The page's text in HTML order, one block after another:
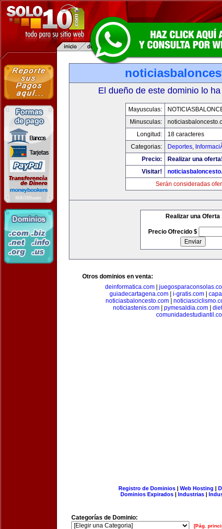
El dueño de este dominio lo
Mayusculas:
Minusculas:
Longitud:
18 caracteres
Categorias:
Deportes,
Precio:
Realizar una
Visitar!
Serán consideradas
Realizar una Oferta
Precio Ofrecido $
Otros dominios en venta:
deinformatica.com
guiadecartagena.com| i-gratis.com|
noticiasbaloncesto.com
noticiastenis.com
pymesaldia.com
Registro de Dominios| Web Hosting |
Dominios Expirados | Industrias |
Categorías de Dominio:
[Pág.